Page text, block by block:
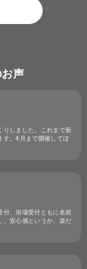
声
りしました。これまで新
す。4月まで開催してほ
付、浴場受付ともに名前
、安心感というか、楽だ